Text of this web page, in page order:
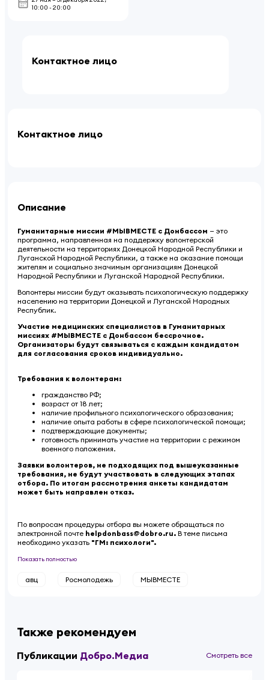
10:00 - 20:00
Контактное лицо
Контактное лицо
Описание
Гуманитарные миссии #МЫВМЕСТЕ с Донбассом — это
программа, направленная на поддержку волонтерской
деятельности на территориях Донецкой Народной Республики и
Луганской Народной Республики, а также на оказание помощи
жителям и социально значимым организациям Донецкой
Народной Республики и Луганской Народной Республики.
Волонтеры миссии будут оказывать психологическую поддержку
населению на территории Донецкой и Луганской Народных
Республик.
Участие медицинских специалистов в Гуманитарных
миссиях #МЫВМЕСТЕ с Донбассом бессрочное.
Организаторы будут связываться с каждым кандидатом
для согласования сроков индивидуально.
Требования к волонтерам:
гражданство РФ;
возраст от 18 лет;
наличие профильного психологического образования;
наличие опыта работы в сфере психологической помощи;
подтверждающие документы;
готовность принимать участие на территории с режимом
военного положения.
Заявки волонтеров, не подходящих под вышеуказанные
требования, не будут участвовать в следующих этапах
отбора. По итогам рассмотрения анкеты кандидатам
может быть направлен отказ.
По вопросам процедуры отбора вы можете обращаться по
электронной почте helpdonbass@dobro.ru. В теме письма
необходимо указать "ГМ: психологи".
Показать полностью
авц Росмолодежь МЫВМЕСТЕ
Также рекомендуем
Публикации Добро.Медиа Смотреть все